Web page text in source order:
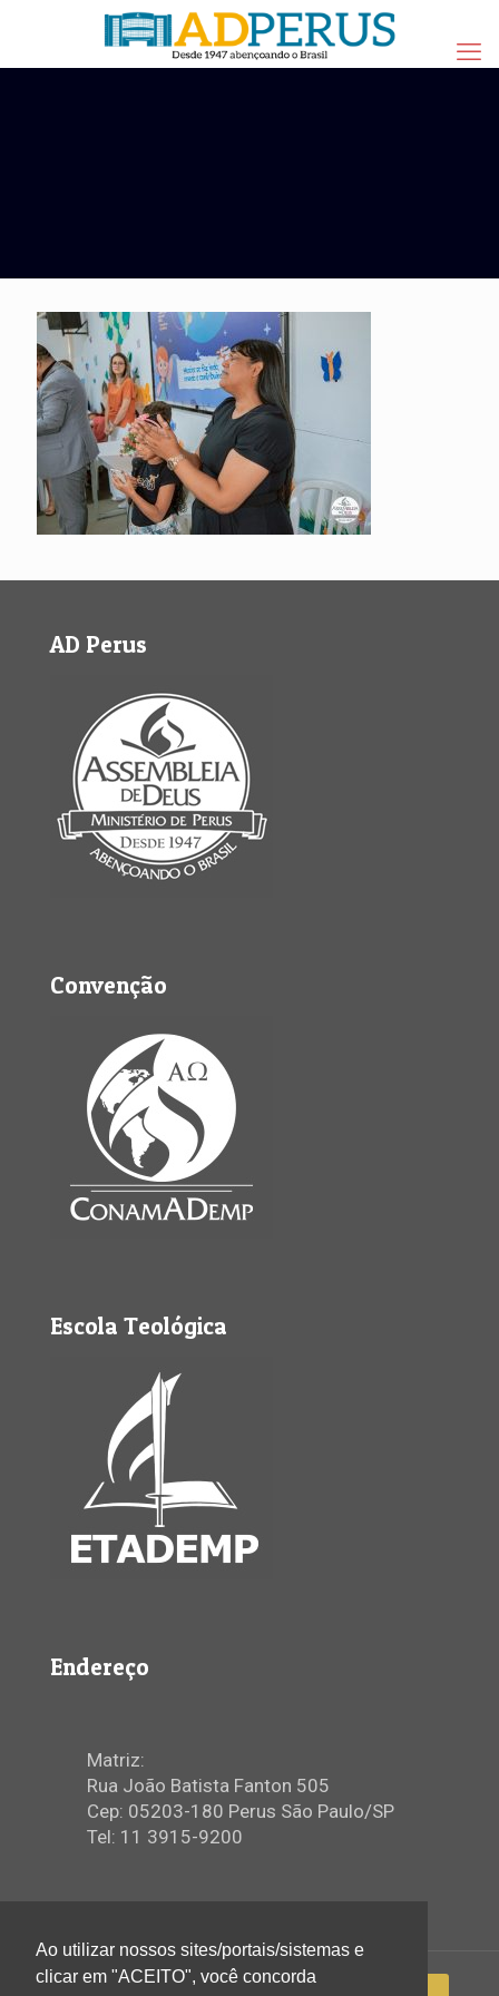
AD Perus
Convenção
Escola Teológica
Endereço
Matriz:
Rua João Batista Fanton 505
Cep: 05203-180 Perus São Paulo/SP
Tel: 11 3915-9200
Ao utilizar nossos sites/portais/sistemas e
clicar em "ACEITO", você concorda